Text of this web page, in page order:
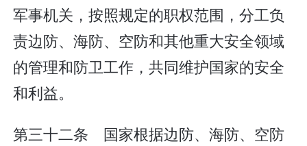
军事机关，按照规定的职权范围，分工负
责边防、海防、空防和其他重大安全领域
的管理和防卫工作，共同维护国家的安全
和利益。
第三十二条 国家根据边防、海防、空防